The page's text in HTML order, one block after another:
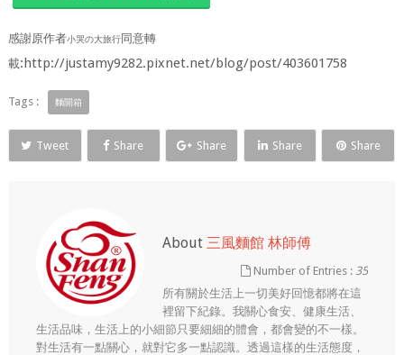
感謝原作者小哭の大旅行同意轉
載:http://justamy9282.pixnet.net/blog/post/403601758
Tags : 麵開箱
Tweet Share Share Share Share
About 三風麵館 林師傅
Number of Entries :35
所有關於生活上一切美好回憶都將在這
裡留下紀錄。我關心食安、健康生活、
生活品味，生活上的小細節只要細細的體會，都會變的不一樣。
對生活有一點關心，就對它多一點認識。透過這樣的生活態度，